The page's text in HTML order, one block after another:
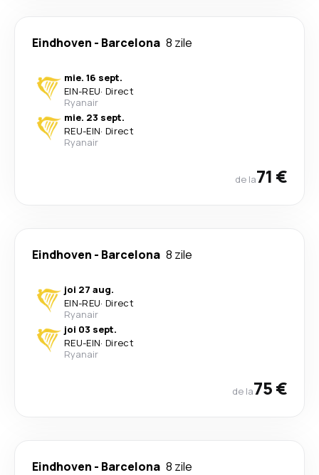
Eindhoven - Barcelona 8 zile
mie. 16 sept.
EIN-REU· Direct
Ryanair
mie. 23 sept.
REU-EIN· Direct
Ryanair
de la71 €
Eindhoven - Barcelona 8 zile
joi 27 aug.
EIN-REU· Direct
Ryanair
joi 03 sept.
REU-EIN· Direct
Ryanair
de la75 €
Eindhoven - Barcelona 8 zile